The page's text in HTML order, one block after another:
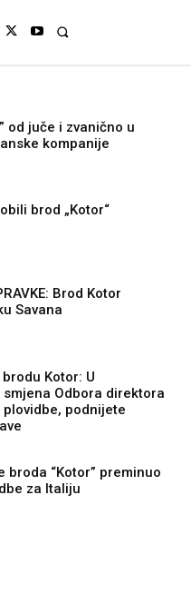
od juče i zvanično u
kompanije
brod „Kotor“
Brod Kotor
Savana
Kotor: U
Odbora direktora
plovidbe, podnijete
broda “Kotor” preminuo
za Italiju